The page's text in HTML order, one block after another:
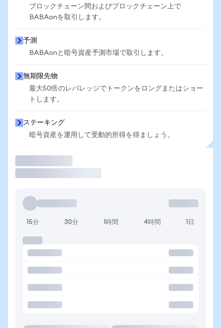
ブロックチェーン間およびブロックチェーン上で
BABAonを取引します。
予測
BABAonと暗号資産予測市場で取引します。
無期限先物
最大50倍のレバレッジでトークンをロングまたはショー
トします。
ステーキング
暗号資産を運用して受動的所得を得ましょう。
15分 30分 1時間 4時間 1日